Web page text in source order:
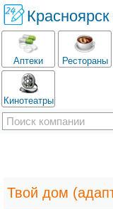
Красноярск
Аптеки Рестораны
Кинотеатры
Твой дом